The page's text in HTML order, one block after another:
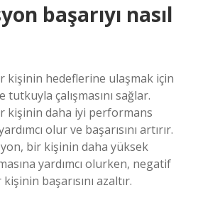
başarıyı nasıl
kişinin hedeflerine ulaşmak için
tutkuyla çalışmasını sağlar.
kişinin daha iyi performans
olur ve başarısını artırır.
bir kişinin daha yüksek
yardımcı olurken, negatif
başarısını azaltır.